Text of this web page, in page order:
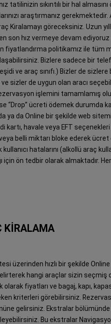
tatilinizin sıkıntılı bir hal
araştırmanız
Kiralamayı göreceksiniz. Uzun
son hız vermeye devam
fiyatlandırma politikamız ile
Bizlere sadece bir
ve araç sınıfı.) Bizler de
ve sizler de uygun olan aracı
işlemini tamamlamış
“Drop” ücreti ödemek durumda
ya da Online bir şekilde web
kartı, havale veya EFT
belli miktarı bloke ederek
hatalarını (alkollü araç
için ön tedbir olarak almaktadır.
KİRALAMA
üzerinden hızlı bir şekilde
hangi araçlar sizin
olarak fiyatları ve bagaj, kapı,
kriterleri görebilirsiniz.
gelirsiniz. Ekstralar
Bu ekstralar